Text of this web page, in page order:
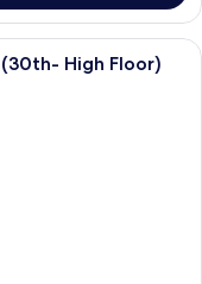
Tiêu chuẩn, không hút
High Floor)